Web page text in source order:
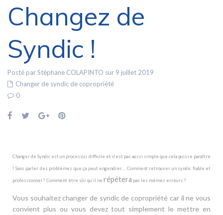
Changez de
Syndic !
Posté par Stéphane COLAPINTO sur 9 juillet 2019
Changer de syndic de copropriété
0
Changer de Syndic est un processus difficile et n’est pas aussi simple que cela puisse paraître
! Sans parler des problèmes que ça peut engendrer… Comment retrouver un syndic fiable et
professionnel ? Comment être sûr qu’il ne répétera pas les mêmes erreurs ?
Vous souhaitez changer de syndic de copropriété car il ne vous
convient plus ou vous devez tout simplement le mettre en